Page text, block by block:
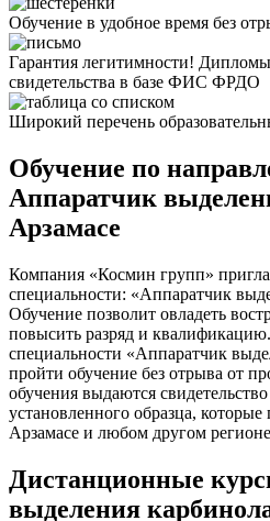
Обучение в удобное время без
Гарантия легитимности!
свидетельства в базе ФИС ФРДО
Широкий перечень
Обучение по
Аппаратчик
Арзамасе
Компания «Космин групп»
специальности: «Аппаратчик
Обучение позволит овладеть
повысить разряд и
специальности «Аппаратчик
пройти обучение без отрыва от
обучения выдаются
установленного образца, которые
Арзамасе и любом другом
Дистанционные
выделения